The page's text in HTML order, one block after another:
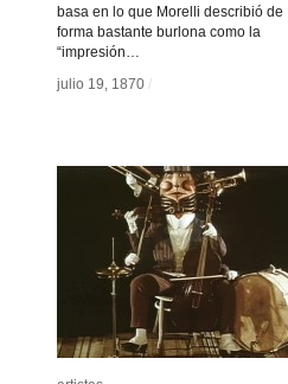
basa en lo que Morelli describió de
forma bastante burlona como la
“impresión…
julio 19, 1870 /
julio 19, 1870 /